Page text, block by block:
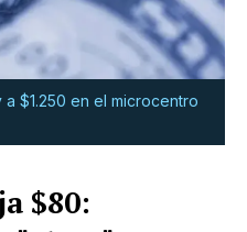
$1.250 en el microcentro
$80: